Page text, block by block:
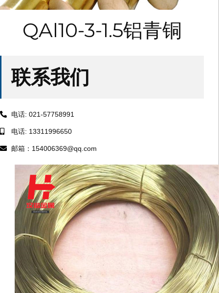
QAl10-3-1.5铝青铜
联系我们
电话: 021-57758991
电话: 13311996650
邮箱：154006369@qq.com